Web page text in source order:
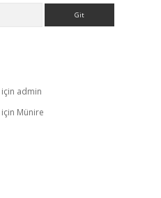
için admin
için Münire